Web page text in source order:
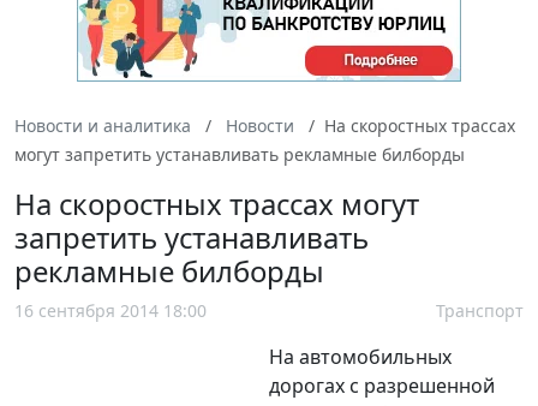
Новости и аналитика Новости
На скоростных трассах
могут запретить устанавливать рекламные билборды
На скоростных трассах могут
запретить устанавливать
рекламные билборды
16 сентября 2014 18:00 Транспорт
На автомобильных
дорогах с разрешенной